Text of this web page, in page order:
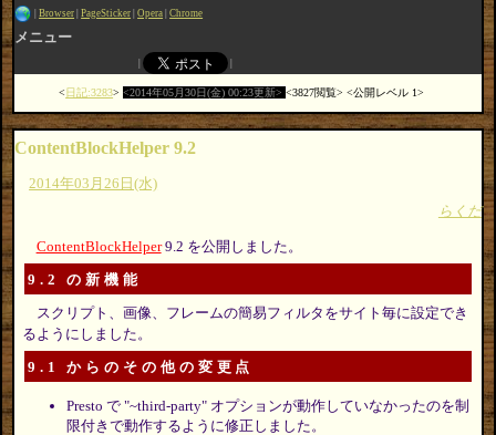
Browser PageSticker Opera Chrome
メニュー
日記:3283 2014年05月30日(金) 00:23更新 3827閲覧 公開レベル 1
ContentBlockHelper 9.2
2014年03月26日(水)
らくだ
ContentBlockHelper9.2 を公開しました。
9.2 の新機能
スクリプト、画像、フレームの簡易フィルタをサイト毎に設定でき
るようにしました。
9.1 からのその他の変更点
Presto で "~third-party" オプションが動作していなかったのを制
限付きで動作するように修正しました。